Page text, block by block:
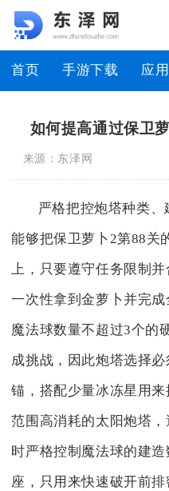
首页 手游下载 应
如何提高通过保卫
来源： 东泽网
严格把控炮塔种类、
能够把保卫萝卜2第88关
上，只要遵守任务限制
一次性拿到金萝卜并完
魔法球数量不超过3个的
成挑战，因此炮塔选择
锚，搭配少量冰冻星用
范围高消耗的太阳炮塔
时严格控制魔法球的建
座，只用来快速破开前